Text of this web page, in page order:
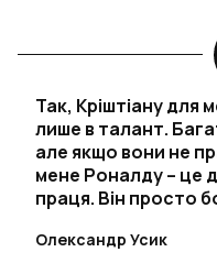
Так, Кріштіану для
лише в талант.
але якщо вони не
мене Роналду – це
праця. Він просто
Олександр Усик